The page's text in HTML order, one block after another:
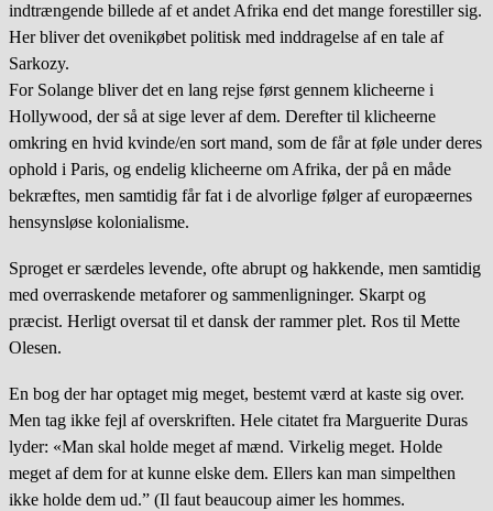
indtrængende billede af et andet Afrika end det mange forestiller sig.
Her bliver det ovenikøbet politisk med inddragelse af en tale af
Sarkozy.
For Solange bliver det en lang rejse først gennem klicheerne i
Hollywood, der så at sige lever af dem. Derefter til klicheerne
omkring en hvid kvinde/en sort mand, som de får at føle under deres
ophold i Paris, og endelig klicheerne om Afrika, der på en måde
bekræftes, men samtidig får fat i de alvorlige følger af europæernes
hensynsløse kolonialisme.
Sproget er særdeles levende, ofte abrupt og hakkende, men samtidig
med overraskende metaforer og sammenligninger. Skarpt og
præcist. Herligt oversat til et dansk der rammer plet. Ros til Mette
Olesen.
En bog der har optaget mig meget, bestemt værd at kaste sig over.
Men tag ikke fejl af overskriften. Hele citatet fra Marguerite Duras
lyder: «Man skal holde meget af mænd. Virkelig meget. Holde
meget af dem for at kunne elske dem. Ellers kan man simpelthen
ikke holde dem ud.” (Il faut beaucoup aimer les hommes.